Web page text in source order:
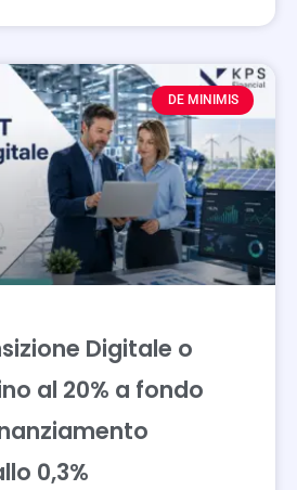
DE MINIMIS
Digitale o
al 20% a fondo
0,3%